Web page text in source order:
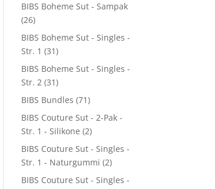
BIBS Boheme Sut - Sampak
(26)
BIBS Boheme Sut - Singles -
Str. 1 (31)
BIBS Boheme Sut - Singles -
Str. 2 (31)
BIBS Bundles (71)
BIBS Couture Sut - 2-Pak -
Str. 1 - Silikone (2)
BIBS Couture Sut - Singles -
Str. 1 - Naturgummi (2)
BIBS Couture Sut - Singles -